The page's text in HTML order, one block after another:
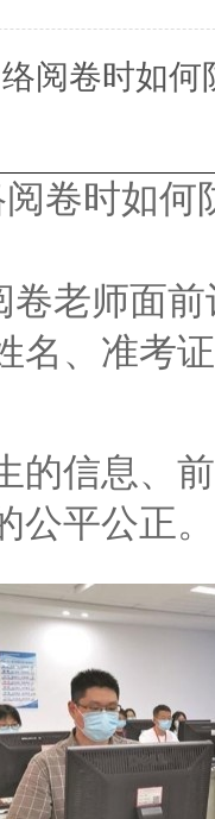
阅卷时如
阅卷时如何
老师面前
名、准考
信息、前
平公正。